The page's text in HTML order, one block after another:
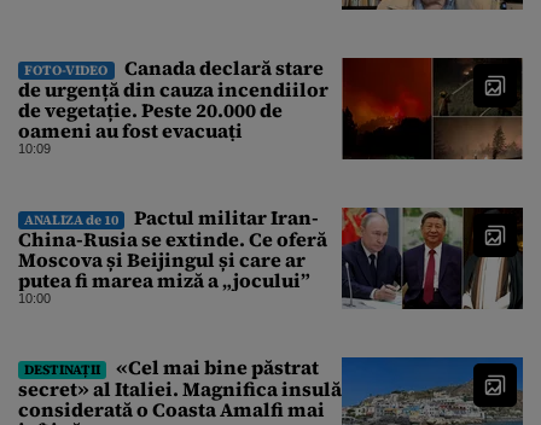
FOTO-VIDEO
Canada declară stare
de urgență din cauza incendiilor
de vegetație. Peste 20.000 de
oameni au fost evacuați
10:09
ANALIZA de 10
Pactul militar Iran-
China-Rusia se extinde. Ce oferă
Moscova și Beijingul și care ar
putea fi marea miză a „jocului”
10:00
DESTINAȚII
«Cel mai bine păstrat
secret» al Italiei. Magnifica insulă
considerată o Coasta Amalfi mai